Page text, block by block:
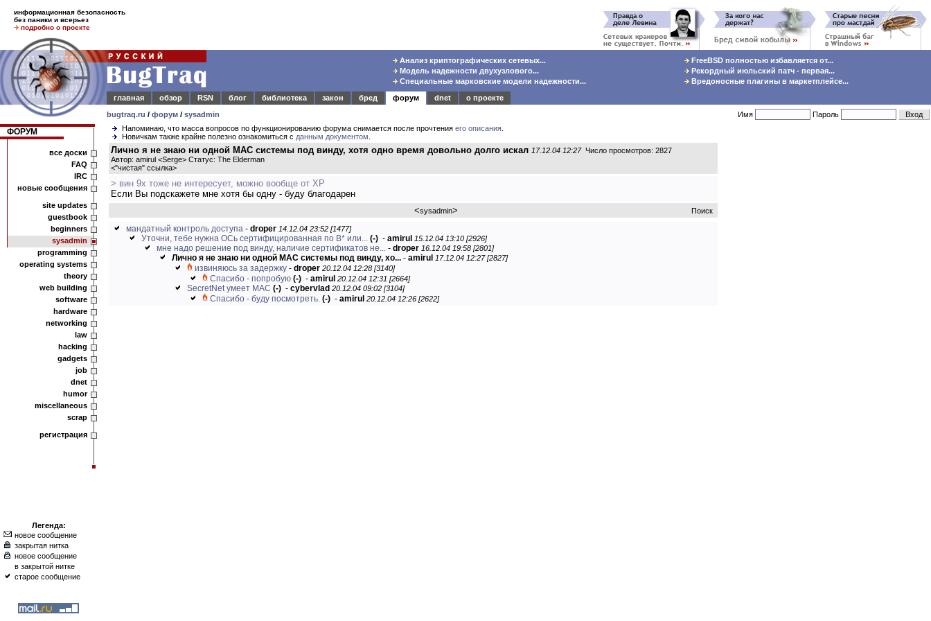
информационная безопасность
без паники и всерьез
подробно о проекте
Анализ криптографических сетевых...
Модель надежности двухузлового...
Специальные марковские модели надежности...
FreeBSD полностью избавляется от...
Рекордный июльский патч - первая...
Вредоносные плагины в маркетплейсе...
главная
обзор RSN блог библиотека закон бред форум dnet
о проекте
bugtraq.ru / форум / sysadmin Имя Пароль
ФОРУМ
все доски
FAQ
IRC
новые сообщения
site updates
guestbook
beginners
sysadmin
programming
operating systems
theory
web building
software
hardware
networking
law
hacking
gadgets
job
dnet
humor
miscellaneous
scrap
регистрация
Легенда:
новое сообщение
закрытая нитка
новое сообщение
в закрытой нитке
старое сообщение
Напоминаю, что масса вопросов по функционированию форума снимается после прочтения его описания
Новичкам также крайне полезно ознакомиться с данным документом
Лично я не знаю ни одной MAC системы под винду, хотя одно время довольно долго искал 17.12.04 12:27Число просмотров: 2827
Автор: amirul <Serge> Статус: The Elderman
<"чистая" ссылка>
> вин 9х тоже не интересует, можно вообще от ХР
Если Вы подскажете мне хотя бы одну - буду благодарен
<sysadmin> Поиск
мандатный контроль доступа - droper 14.12.04 23:52 [1477]
Уточни, тебе нужна ОСь сертифицированная по B* или... (-) - amirul 15.12.04 13:10 [2926]
мне надо решение под винду, наличие сертификатов не... - droper 16.12.04 19:58 [2801]
Лично я не знаю ни одной MAC системы под винду, хо... - amirul 17.12.04 12:27 [2827]
извиняюсь за задержку - droper 20.12.04 12:28 [3140]
Спасибо - попробую (-) - amirul 20.12.04 12:31 [2664]
SecretNet умеет MAC (-) - cybervlad 20.12.04 09:02 [3104]
Спасибо - буду посмотреть. (-) - amirul 20.12.04 12:26 [2622]